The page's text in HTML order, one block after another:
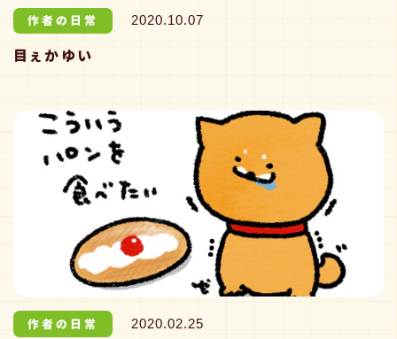
作者の日常 2020.10.07
目ぇかゆい
作者の日常 2020.02.25